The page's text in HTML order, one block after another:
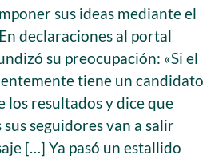
sus ideas mediante el
declaraciones al portal
su preocupación: «Si el
tiene un candidato
los resultados y dice que
seguidores van a salir
[…] Ya pasó un estallido